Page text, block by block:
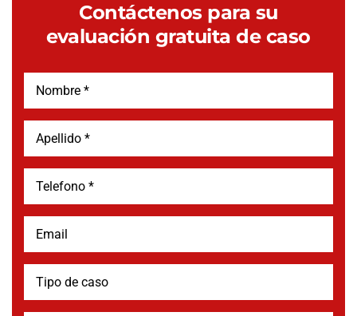
Contáctenos para su
evaluación gratuita de caso